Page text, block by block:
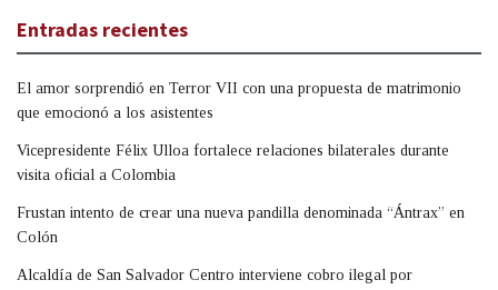
Entradas recientes
El amor sorprendió en Terror VII con una propuesta de matrimonio
que emocionó a los asistentes
Vicepresidente Félix Ulloa fortalece relaciones bilaterales durante
visita oficial a Colombia
Frustan intento de crear una nueva pandilla denominada “Ántrax” en
Colón
Alcaldía de San Salvador Centro interviene cobro ilegal por